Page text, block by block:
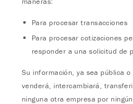
Para procesar transacciones
Para procesar cotizaciones
responder a una solicitud de
Su información, ya sea pública
venderá, intercambiará,
ninguna otra empresa por